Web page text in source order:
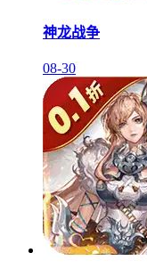
神龙战争
08-30